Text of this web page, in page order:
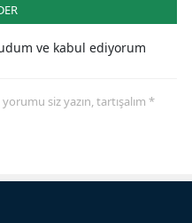
ve kabul ediyorum
siz yazın, tartışalım *